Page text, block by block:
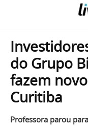
do Grupo
fazem
Curitiba
Professora parou